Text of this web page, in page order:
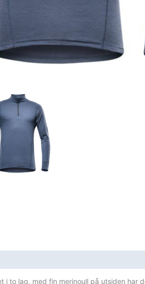
i to lag, med fin merinoull på utsiden har